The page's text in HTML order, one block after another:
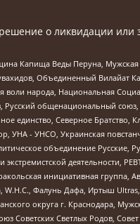
о ликвидации или
Капища Веды Перуна,
Объединенный Вилайат
народа, Национальная
Русский общенациональный
единство, Северное Братство,
УНА - УНСО, Украинская
объединение Русские,
деятельности,
инициативная группа,
W.H.С., Фалунь Дафа, Иртыш
округа г. Краснодара,
Советских Светлых Родов, Совет